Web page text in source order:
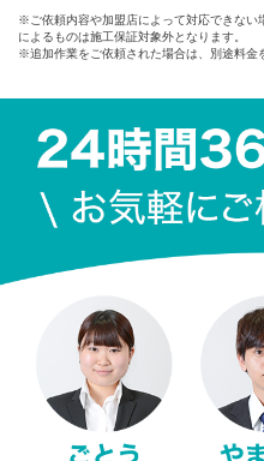
※ご依頼内容や加盟店によって対応できない
によるものは施工保証対象外となります。
※追加作業をご依頼された場合は、別途料金